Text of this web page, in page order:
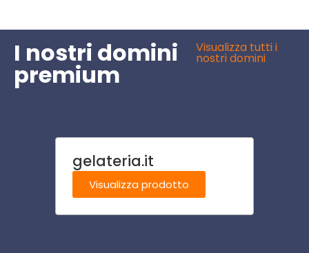
I nostri domini
premium
Visualizza tutti i
nostri domini
gelateria.it
Visualizza prodotto